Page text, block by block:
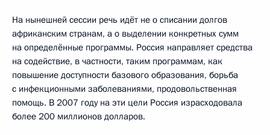
На нынешней сессии речь идёт не о списании долгов
африканским странам, а о выделении конкретных сумм
на определённые программы. Россия направляет средства
на содействие, в частности, таким программам, как
повышение доступности базового образования, борьба
с инфекционными заболеваниями, продовольственная
помощь. В 2007 году на эти цели Россия израсходовала
более 200 миллионов долларов.